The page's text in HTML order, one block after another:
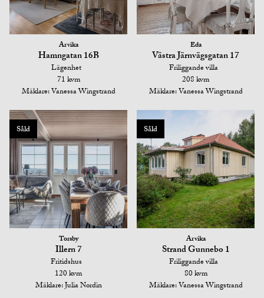
Arvika
Hamngatan 16B
Lägenhet
71 kvm
Mäklare: Vanessa Wingstrand
Eda
Västra Järnvägsgatan 17
Friliggande villa
208 kvm
Mäklare: Vanessa Wingstrand
Såld
Torsby
Illern 7
Fritidshus
120 kvm
Mäklare: Julia Nordin
Såld
Arvika
Strand Gunnebo 1
Friliggande villa
80 kvm
Mäklare: Vanessa Wingstrand